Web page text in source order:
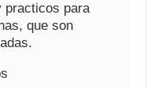
practicos para
que son